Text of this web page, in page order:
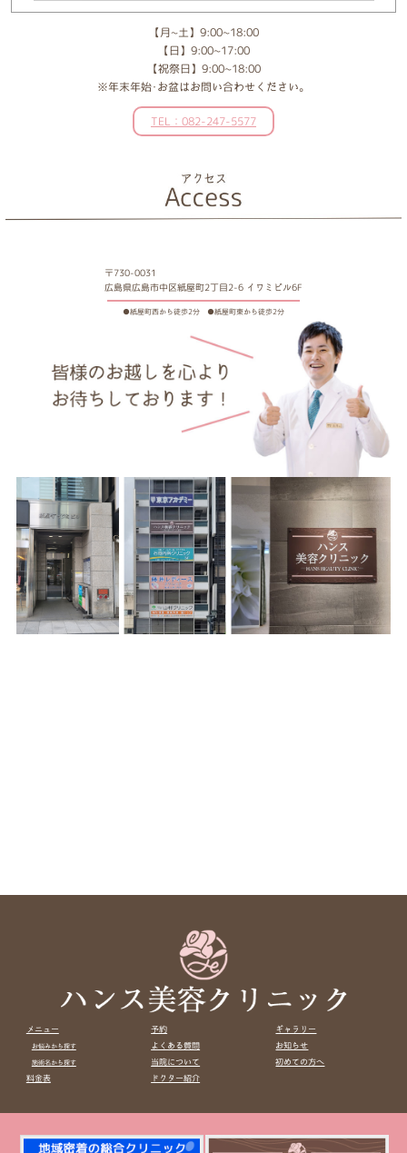
【月~土】9:00~18:00
【日】9:00~17:00
【祝祭日】9:00~18:00
※年末年始･お盆はお問い合わせください。
TEL：082-247-5577
〒730-0031
広島県広島市中区紙屋町2丁目2-6 イワミビル6F
●紙屋町西から徒歩2分 ●紙屋町東から徒歩2分
メニュー
お悩みから探す
施術名から探す
料金表
予約
よくある質問
当院について
ドクター紹介
ギャラリー
お知らせ
初めての方へ